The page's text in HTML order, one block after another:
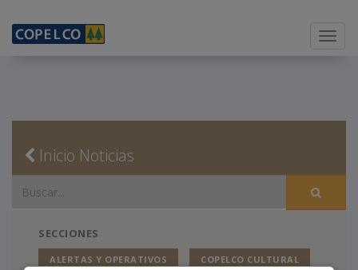
Menu
Inicio Noticias
SECCIONES
ALERTAS Y OPERATIVOS COPELCO CULTURAL